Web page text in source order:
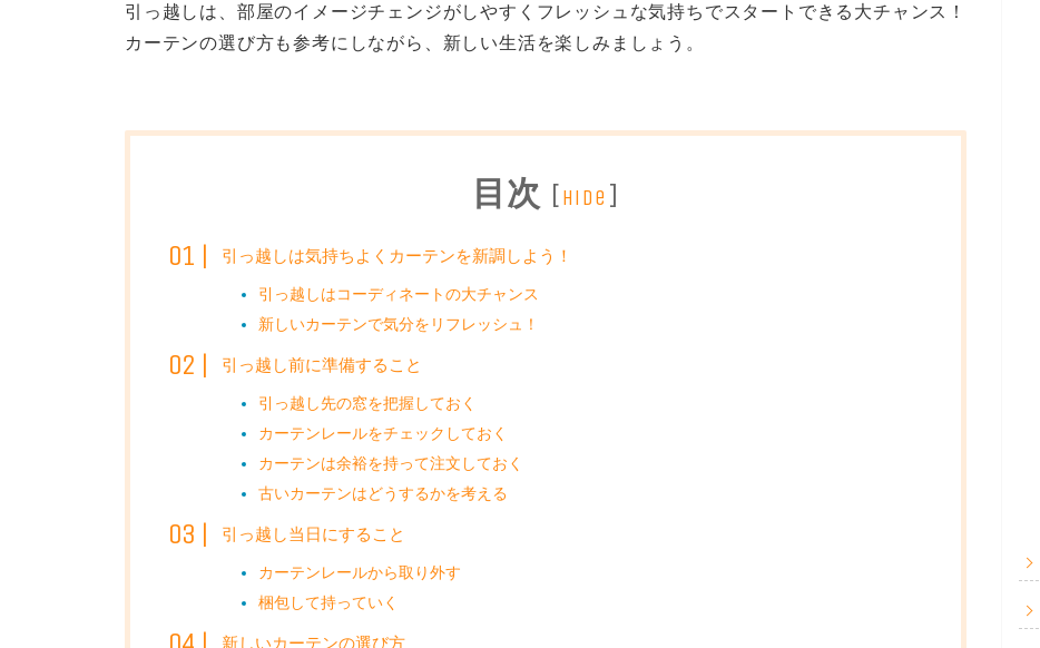
引っ越しは、部屋のイメージチェンジがしやすくフレッシュな気持ちでスタートできる大チャンス！
カーテンの選び方も参考にしながら、新しい生活を楽しみましょう。
目次 [hide ]
引っ越しは気持ちよくカーテンを新調しよう！
引っ越しはコーディネートの大チャンス
新しいカーテンで気分をリフレッシュ！
引っ越し前に準備すること
引っ越し先の窓を把握しておく
カーテンレールをチェックしておく
カーテンは余裕を持って注文しておく
古いカーテンはどうするかを考える
引っ越し当日にすること
カーテンレールから取り外す
梱包して持っていく
新しいカーテンの選び方